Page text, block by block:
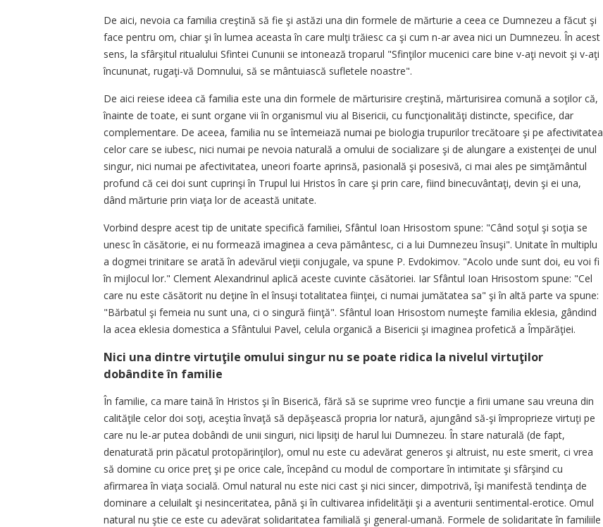
De aici, nevoia ca familia creştină să fie şi astăzi una din formele de mărturie a ceea ce Dumnezeu a făcut şi
face pentru om, chiar şi în lumea aceasta în care mulţi trăiesc ca şi cum n-ar avea nici un Dumnezeu. În acest
sens, la sfârşitul ritualului Sfintei Cununii se intonează troparul "Sfinţilor mucenici care bine v-aţi nevoit şi v-aţi
încununat, rugaţi-vă Domnului, să se mântuiască sufletele noastre".
De aici reiese ideea că familia este una din formele de mărturisire creştină, mărturisirea comună a soţilor că,
înainte de toate, ei sunt organe vii în organismul viu al Bisericii, cu funcţionalităţi distincte, specifice, dar
complementare. De aceea, familia nu se întemeiază numai pe biologia trupurilor trecătoare şi pe afectivitatea
celor care se iubesc, nici numai pe nevoia naturală a omului de socializare şi de alungare a existenţei de unul
singur, nici numai pe afectivitatea, uneori foarte aprinsă, pasională şi posesivă, ci mai ales pe simţământul
profund că cei doi sunt cuprinşi în Trupul lui Hristos în care şi prin care, fiind binecuvântaţi, devin şi ei una,
dând mărturie prin viaţa lor de această unitate.
Vorbind despre acest tip de unitate specifică familiei, Sfântul Ioan Hrisostom spune: "Când soţul şi soţia se
unesc în căsătorie, ei nu formează imaginea a ceva pământesc, ci a lui Dumnezeu însuşi". Unitate în multiplu
a dogmei trinitare se arată în adevărul vieţii conjugale, va spune P. Evdokimov. "Acolo unde sunt doi, eu voi fi
în mijlocul lor." Clement Alexandrinul aplică aceste cuvinte căsătoriei. Iar Sfântul Ioan Hrisostom spune: "Cel
care nu este căsătorit nu deţine în el însuşi totalitatea fiinţei, ci numai jumătatea sa" şi în altă parte va spune:
"Bărbatul şi femeia nu sunt una, ci o singură fiinţă". Sfântul Ioan Hrisostom numeşte familia eklesia, gândind
la acea eklesia domestica a Sfântului Pavel, celula organică a Bisericii şi imaginea profetică a Împărăţiei.
Nici una dintre virtuţile omului singur nu se poate ridica la nivelul virtuţilor
dobândite în familie
În familie, ca mare taină în Hristos şi în Biserică, fără să se suprime vreo funcţie a firii umane sau vreuna din
calităţile celor doi soţi, aceştia învaţă să depăşească propria lor natură, ajungând să-şi împroprieze virtuţi pe
care nu le-ar putea dobândi de unii singuri, nici lipsiţi de harul lui Dumnezeu. În stare naturală (de fapt,
denaturată prin păcatul protopărinţilor), omul nu este cu adevărat generos şi altruist, nu este smerit, ci vrea
să domine cu orice preţ şi pe orice cale, începând cu modul de comportare în intimitate şi sfârşind cu
afirmarea în viaţa socială. Omul natural nu este nici cast şi nici sincer, dimpotrivă, îşi manifestă tendinţa de
dominare a celuilalt şi nesinceritatea, până şi în cultivarea infidelităţii şi a aventurii sentimental-erotice. Omul
natural nu ştie ce este cu adevărat solidaritatea familială şi general-umană. Formele de solidaritate în familiile